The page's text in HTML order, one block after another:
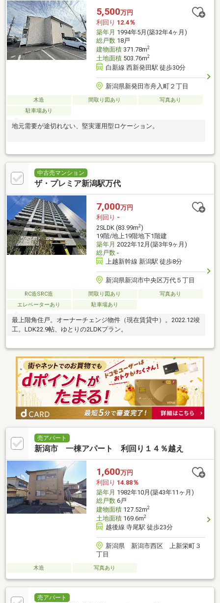
5,500万円
利回り 12.4％
築年月 1994年5月(築32年4ヶ月)
総戸数18戸
建物面積371.78m2
土地面積503.76m2
白新線 西新発田駅 徒歩30分
新潟県新発田市舟入町２丁目
木造 間取り図あり
写真あり
駐車場あり
地元需要が途切れない、堅実運用型ロケーション。
中古売マンション
ザ・プレミア新潟駅万代
7,000万円
利回り -
2SLDK (83.99m2)
19階/地上19階地下1階建
築年月 2022年12月(築3年9ヶ月)
総戸数-
上越新幹線 新潟駅 徒歩8分
新潟県新潟市中央区万代５丁目
RC造SRC造 間取り図あり
写真あり
エレベーターあり
駐車場あり
最上階角住戸。オーナーチェンジ物件（現在賃貸中）。2022.12竣
工。LDK22.9帖、ゆとりの2LDKプラン。
売アパート
新潟市 一棟アパート 利回り１４％越え
1,600万円
利回り 14.88％
築年月 1982年10月(築43年11ヶ月)
総戸数6戸
建物面積127.52m2
土地面積169.6m2
越後線 寺尾駅 徒歩23分
新潟県 新潟市西区 上新栄町３
丁目
木造 写真あり
売アパート